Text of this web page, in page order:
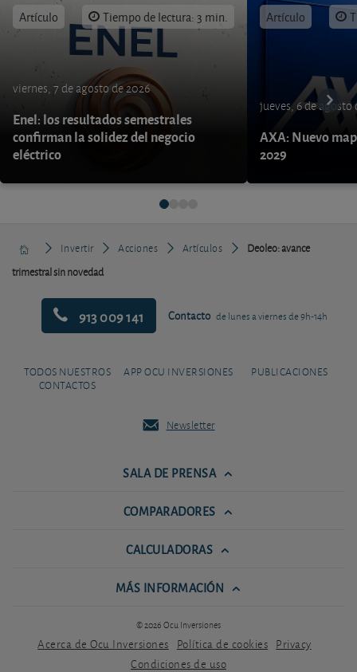
Artículo Tiempo de lectura: 3 min.
viernes, 7 de agosto de 2026
Enel: los resultados semestrales
confirman la solidez del negocio
eléctrico
Artículo
jueves, 6 de agosto
AXA: Nuevo
2029
Invertir Acciones Artículos
Deoleo: avance
trimestral sin novedad
913 009 141 Contacto de lunes a viernes de 9h-14h
TODOS NUESTROS
CONTACTOS
APP OCU INVERSIONES PUBLICACIONES
Newsletter
SALA DE PRENSA
COMPARADORES
CALCULADORAS
MÁS INFORMACIÓN
© 2026 Ocu Inversiones
Acerca de Ocu Inversiones Política de cookies Privacy
Condiciones de uso